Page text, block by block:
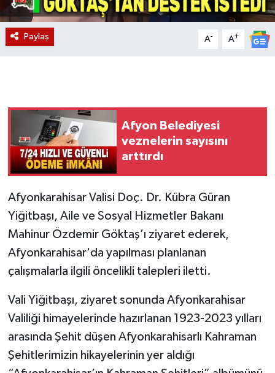
Paylaş A- A+
Afyon Belediyesi
veznelerin sayısını
arttırdı
Afyonkarahisar Valisi Doç. Dr. Kübra Güran
Yiğitbaşı, Aile ve Sosyal Hizmetler Bakanı
Mahinur Özdemir Göktaş’ı ziyaret ederek,
Afyonkarahisar'da yapılması planlanan
çalışmalarla ilgili öncelikli talepleri iletti.
Vali Yiğitbaşı, ziyaret sonunda Afyonkarahisar
Valiliği himayelerinde hazırlanan 1923-2023 yılları
arasında Şehit düşen Afyonkarahisarlı Kahraman
Şehitlerimizin hikayelerinin yer aldığı